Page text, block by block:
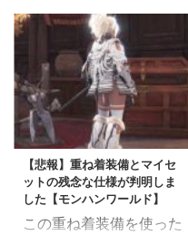
加されました 重ね着装
備のやり方・仕様で細か
い不満が上がっていまし
たが、それも少し解消さ
れました スポンサーリ
ンク 重ね着ブリゲイド衣
装の見た目 見た目は、通
常防具のブリゲイドと同
じです。 でもデフォルト
カラーが違ったりします
【悲報】重ね着装備とマイセ
ットの残念な仕様が判明しま
した【モンハンワールド】
この重ね着装備を使った